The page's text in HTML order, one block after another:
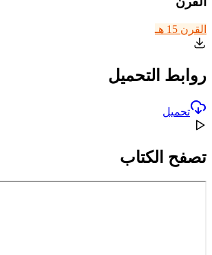
القرن 15 هـ
روابط التحميل
تحميل
تصفح الكتاب